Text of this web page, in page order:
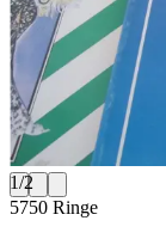
1/2
5750 Ringe